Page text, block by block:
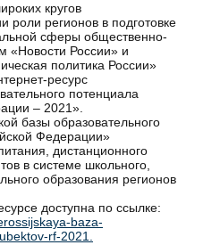
кругов
регионов в подготовке
сферы общественно-
«Новости России» и
политика России»
ресурс
потенциала
– 2021».
базы образовательного
Федерации»
дистанционного
в системе школьного,
образования регионов
доступна по ссылке:
baza-
rf-2021.